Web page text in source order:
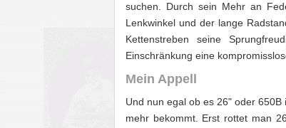
suchen. Durch sein Mehr an
Lenkwinkel und der lange
Kettenstreben seine
Einschränkung eine
Mein Appell
Und nun egal ob es 26" oder
mehr bekommt. Erst rottet man